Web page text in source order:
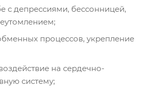
с депрессиями, бессонницей,
процессов, укрепление
на сердечно-
систему;